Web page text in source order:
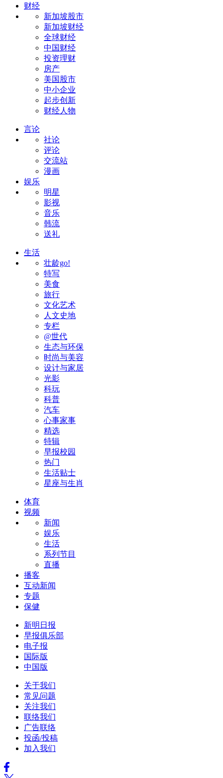
财经
新加坡股市
新加坡财经
全球财经
中国财经
投资理财
房产
美国股市
中小企业
起步创新
财经人物
言论
社论
评论
交流站
漫画
娱乐
明星
影视
音乐
韩流
送礼
生活
壮龄go!
特写
美食
旅行
文化艺术
人文史地
专栏
@世代
生态与环保
时尚与美容
设计与家居
光影
科玩
科普
汽车
心事家事
精选
特辑
早报校园
热门
生活贴士
星座与生肖
体育
视频
新闻
娱乐
生活
系列节目
直播
播客
互动新闻
专题
保健
新明日报
早报俱乐部
电子报
国际版
中国版
关于我们
常见问题
关注我们
联络我们
广告联络
投函/投稿
加入我们